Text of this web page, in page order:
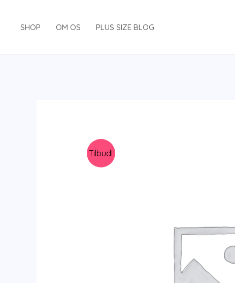
SHOP OM OS PLUS SIZE BLOG
Tilbud!